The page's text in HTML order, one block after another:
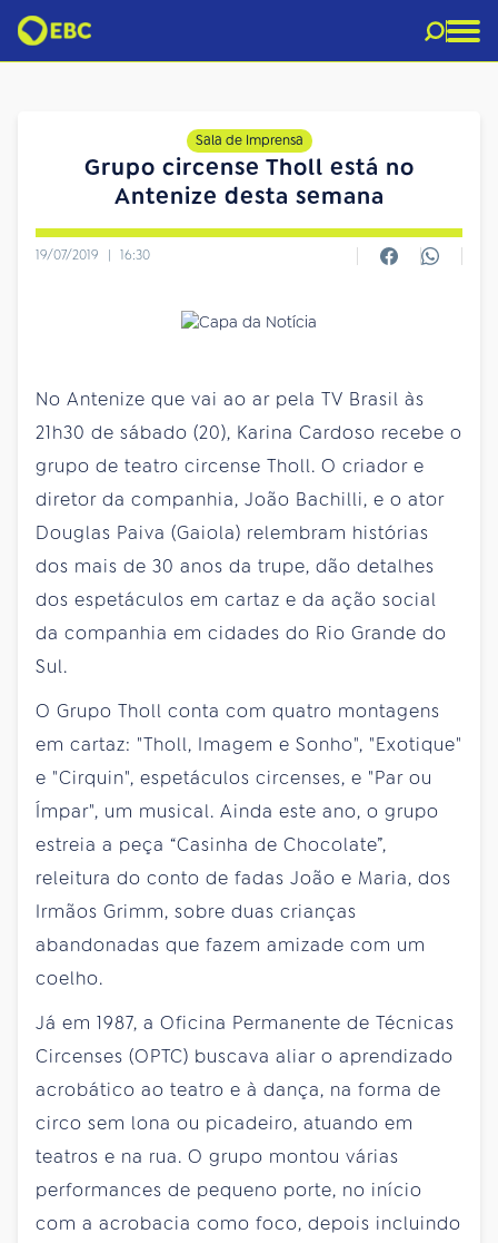
Sala de Imprensa
Grupo circense Tholl está no
Antenize desta semana
19/07/2019 | 16:30
No Antenize que vai ao ar pela TV Brasil às
21h30 de sábado (20), Karina Cardoso recebe o
grupo de teatro circense Tholl. O criador e
diretor da companhia, João Bachilli, e o ator
Douglas Paiva (Gaiola) relembram histórias
dos mais de 30 anos da trupe, dão detalhes
dos espetáculos em cartaz e da ação social
da companhia em cidades do Rio Grande do
Sul.
O Grupo Tholl conta com quatro montagens
em cartaz: "Tholl, Imagem e Sonho", "Exotique"
e "Cirquin", espetáculos circenses, e "Par ou
Ímpar", um musical. Ainda este ano, o grupo
estreia a peça “Casinha de Chocolate”,
releitura do conto de fadas João e Maria, dos
Irmãos Grimm, sobre duas crianças
abandonadas que fazem amizade com um
coelho.
Já em 1987, a Oficina Permanente de Técnicas
Circenses (OPTC) buscava aliar o aprendizado
acrobático ao teatro e à dança, na forma de
circo sem lona ou picadeiro, atuando em
teatros e na rua. O grupo montou várias
performances de pequeno porte, no início
com a acrobacia como foco, depois incluindo